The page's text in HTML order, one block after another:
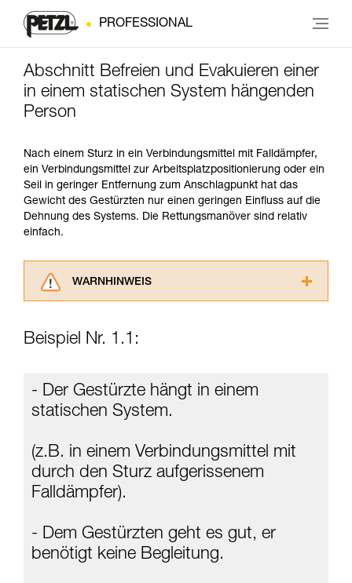
PROFESSIONAL
Abschnitt Befreien und Evakuieren einer
in einem statischen System hängenden
Person
Nach einem Sturz in ein Verbindungsmittel mit Falldämpfer,
ein Verbindungsmittel zur Arbeitsplatzpositionierung oder ein
Seil in geringer Entfernung zum Anschlagpunkt hat das
Gewicht des Gestürzten nur einen geringen Einfluss auf die
Dehnung des Systems. Die Rettungsmanöver sind relativ
einfach.
WARNHINWEIS
aufmerksam durch, bevor Sie diesen zu Rate
der Gebrauchsanweisung enthaltenen
Informationen richtig verstanden haben.
Die Beherrschung dieser Techniken setzt eine
Training voraus. Prüfen Sie zusammen mit
einem Profi, ob Sie in der Lage sind, den
Vorgang alleine sicher zu wiederholen, bevor
Sie ihn eigenständig durchführen.
verbundenen Techniken. Möglicherweise gibt es
noch andere Techniken, die hier nicht
beschrieben werden.
Beispiel Nr. 1.1:
- Der Gestürzte hängt in einem
statischen System.
(z.B. in einem Verbindungsmittel mit
durch den Sturz aufgerissenem
Falldämpfer).
- Dem Gestürzten geht es gut, er
benötigt keine Begleitung.